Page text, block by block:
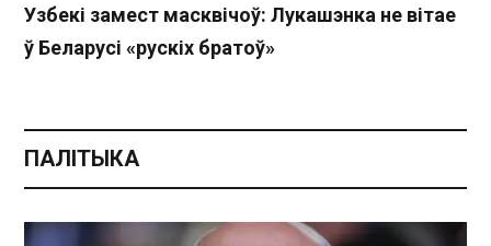
Узбекі замест масквічоў: Лукашэнка не вітае
ў Беларусі «рускіх братоў»
ПАЛІТЫКА